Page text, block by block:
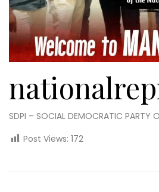
SDPI – SOCIAL DEMOCRATIC PARTY
Post Views: 172